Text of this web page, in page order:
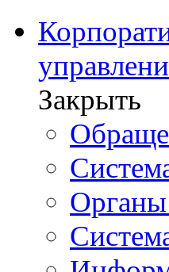
Закрыть
Органы